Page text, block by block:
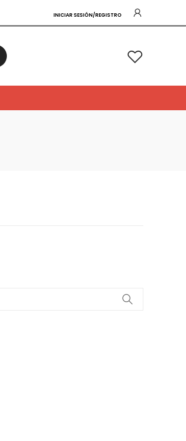
INICIAR SESIÓN/REGISTRO